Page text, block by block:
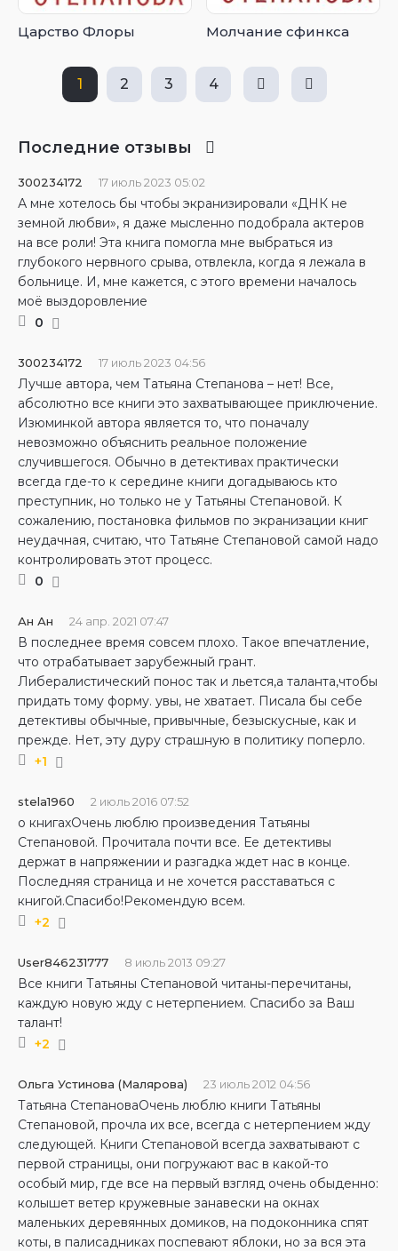
Царство Флоры Молчание сфинкса
1 2 3 4
Последние отзывы
300234172 17 июль 2023 05:02
А мне хотелось бы чтобы экранизировали «ДНК не
земной любви», я даже мысленно подобрала актеров
на все роли! Эта книга помогла мне выбраться из
глубокого нервного срыва, отвлекла, когда я лежала в
больнице. И, мне кажется, с этого времени началось
моё выздоровление
0
300234172 17 июль 2023 04:56
Лучше автора, чем Татьяна Степанова – нет! Все,
абсолютно все книги это захватывающее приключение.
Изюминкой автора является то, что поначалу
невозможно объяснить реальное положение
случившегося. Обычно в детективах практически
всегда где-то к середине книги догадываюсь кто
преступник, но только не у Татьяны Степановой. К
сожалению, постановка фильмов по экранизации книг
неудачная, считаю, что Татьяне Степановой самой надо
контролировать этот процесс.
0
Ан Ан 24 апр. 2021 07:47
В последнее время совсем плохо. Такое впечатление,
что отрабатывает зарубежный грант.
Либералистический понос так и льется,а таланта,чтобы
придать тому форму. увы, не хватает. Писала бы себе
детективы обычные, привычные, безыскусные, как и
прежде. Нет, эту дуру страшную в политику поперло.
+1
stela1960 2 июль 2016 07:52
о книгахОчень люблю произведения Татьяны
Степановой. Прочитала почти все. Ее детективы
держат в напряжении и разгадка ждет нас в конце.
Последняя страница и не хочется расставаться с
книгой.Спасибо!Рекомендую всем.
+2
User846231777 8 июль 2013 09:27
Все книги Татьяны Степановой читаны-перечитаны,
каждую новую жду с нетерпением. Спасибо за Ваш
талант!
+2
Ольга Устинова (Малярова) 23 июль 2012 04:56
Татьяна СтепановаОчень люблю книги Татьяны
Степановой, прочла их все, всегда с нетерпением жду
следующей. Книги Степановой всегда захватывают с
первой страницы, они погружают вас в какой-то
особый мир, где все на первый взгляд очень обыденно:
колышет ветер кружевные занавески на окнах
маленьких деревянных домиков, на подоконника спят
коты, в палисадниках поспевают яблоки, но за вся эта